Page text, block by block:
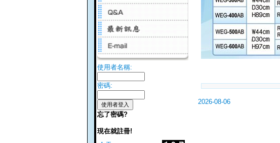
使用者名稱:
密碼:
忘了密碼?
現在就註冊!
2026-08-06